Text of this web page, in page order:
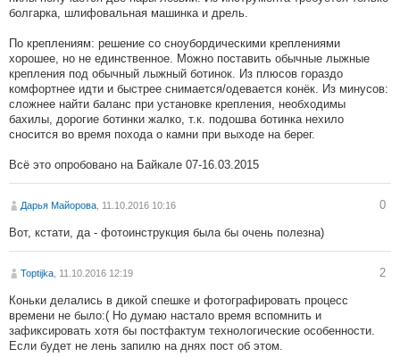
болгарка, шлифовальная машинка и дрель.
По креплениям: решение со сноубордическими креплениями
хорошее, но не единственное. Можно поставить обычные лыжные
крепления под обычный лыжный ботинок. Из плюсов гораздо
комфортнее идти и быстрее снимается/одевается конёк. Из минусов:
сложнее найти баланс при установке крепления, необходимы
бахилы, дорогие ботинки жалко, т.к. подошва ботинка нехило
сносится во время похода о камни при выходе на берег.
Всё это опробовано на Байкале 07-16.03.2015
Дарья Майорова , 11.10.2016 10:16 0
Вот, кстати, да - фотоинструкция была бы очень полезна)
Toptijka , 11.10.2016 12:19 2
Коньки делались в дикой спешке и фотографировать процесс
времени не было:( Но думаю настало время вспомнить и
зафиксировать хотя бы постфактум технологические особенности.
Если будет не лень запилю на днях пост об этом.